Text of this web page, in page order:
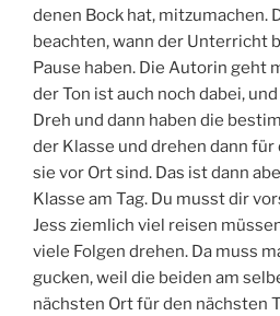
denen Bock hat, mitzumachen.
beachten, wann der Unterricht
Pause haben. Die Autorin geht
der Ton ist auch noch dabei,
Dreh und dann haben die
der Klasse und drehen dann für
sie vor Ort sind. Das ist dann
Klasse am Tag. Du musst dir
Jess ziemlich viel reisen
viele Folgen drehen. Da muss
gucken, weil die beiden am
nächsten Ort für den nächsten